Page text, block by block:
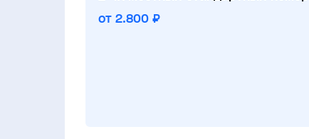
от 2.800 ₽